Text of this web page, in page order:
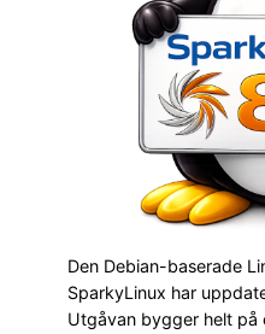
Den Debian-baserade
SparkyLinux har
Utgåvan bygger helt på